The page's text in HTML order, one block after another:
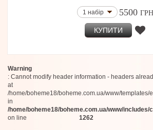
1 набір 5500 ГРН
КУПИТИ
Warning
: Cannot modify header information - headers
at
/home/boheme18/boheme.com.ua/www/templates/
in
/home/boheme18/boheme.com.ua/www/
on line
1262